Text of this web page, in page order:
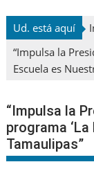
Ud. está aquí
“Impulsa la
Escuela es
“Impulsa la
programa
Tamaulipas”